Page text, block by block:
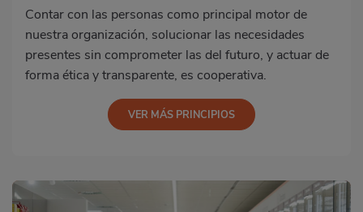
Contar con las personas como principal motor de
nuestra organización, solucionar las necesidades
presentes sin comprometer las del futuro, y actuar de
forma ética y transparente, es cooperativa.
VER MÁS PRINCIPIOS